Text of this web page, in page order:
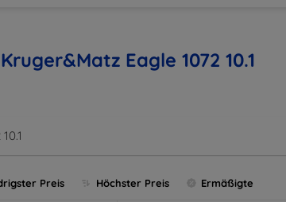
Eagle 1072 10.1
Preis Höchster Preis Ermäßigte